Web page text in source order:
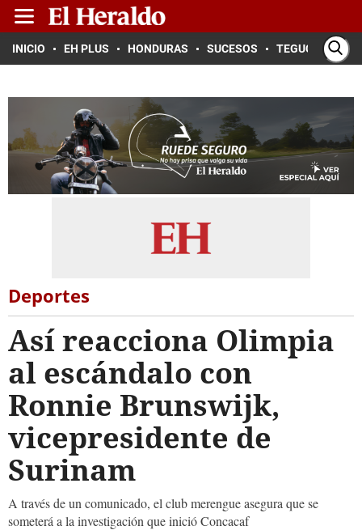
INICIO EH PLUS HONDURAS SUCESOS TEGUCIGALPA
Deportes
Así reacciona Olimpia
al escándalo con
Ronnie Brunswijk,
vicepresidente de
Surinam
A través de un comunicado, el club merengue asegura que se
someterá a la investigación que inició Concacaf